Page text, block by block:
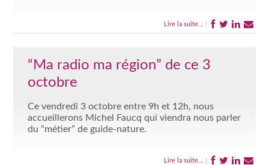
Lire la suite...
“Ma radio ma région” de ce 3
octobre
Ce vendredi 3 octobre entre 9h et 12h, nous
accueillerons Michel Faucq qui viendra nous parler
du “métier” de guide-nature.
Lire la suite...